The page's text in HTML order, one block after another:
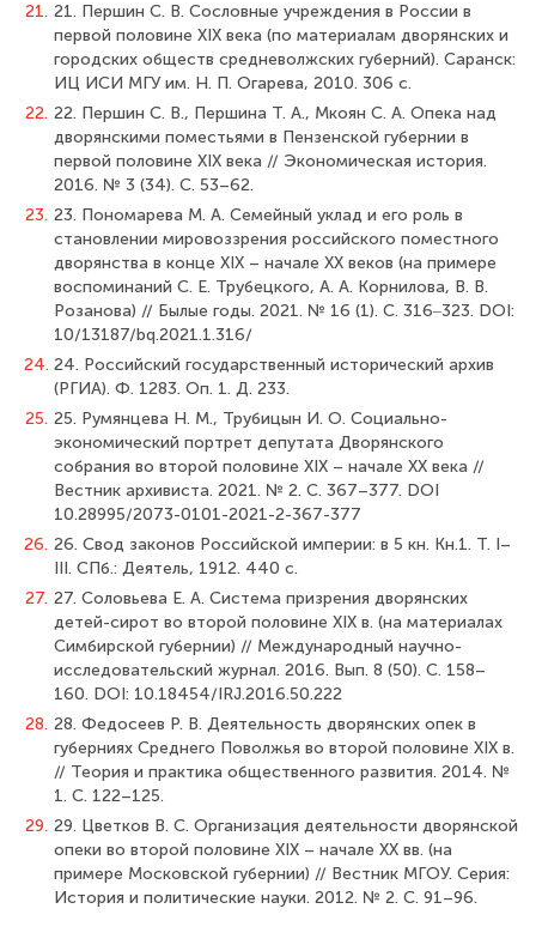
21. 21. Першин С. В. Сословные учреждения в России в
первой половине XIX века (по материалам дворянских и
городских обществ средневолжских губерний). Саранск:
ИЦ ИСИ МГУ им. Н. П. Огарева, 2010. 306 с.
22. 22. Першин С. В., Першина Т. А., Мкоян С. А. Опека над
дворянскими поместьями в Пензенской губернии в
первой половине XIX века // Экономическая история.
2016. № 3 (34). С. 53–62.
23. 23. Пономарева М. А. Семейный уклад и его роль в
становлении мировоззрения российского поместного
дворянства в конце XIX – начале ХХ веков (на примере
воспоминаний С. Е. Трубецкого, А. А. Корнилова, В. В.
Розанова) // Былые годы. 2021. № 16 (1). С. 316‒323. DOI:
10/13187/bq.2021.1.316/
24. 24. Российский государственный исторический архив
(РГИА). Ф. 1283. Оп. 1. Д. 233.
25. 25. Румянцева Н. М., Трубицын И. О. Социально-
экономический портрет депутата Дворянского
собрания во второй половине XIX – начале XX века //
Вестник архивиста. 2021. № 2. С. 367–377. DOI
10.28995/2073-0101-2021-2-367-377
26. 26. Свод законов Российской империи: в 5 кн. Кн.1. Т. I–
III. СПб.: Деятель, 1912. 440 с.
27. 27. Соловьева Е. А. Система призрения дворянских
детей-сирот во второй половине XIX в. (на материалах
Симбирской губернии) // Международный научно-
исследовательский журнал. 2016. Вып. 8 (50). С. 158–
160. DOI: 10.18454/IRJ.2016.50.222
28. 28. Федосеев Р. В. Деятельность дворянских опек в
губерниях Среднего Поволжья во второй половине XIX в.
// Теория и практика общественного развития. 2014. №
1. С. 122–125.
29. 29. Цветков В. С. Организация деятельности дворянской
опеки во второй половине XIX – начале XX вв. (на
примере Московской губернии) // Вестник МГОУ. Серия:
История и политические науки. 2012. № 2. С. 91–96.